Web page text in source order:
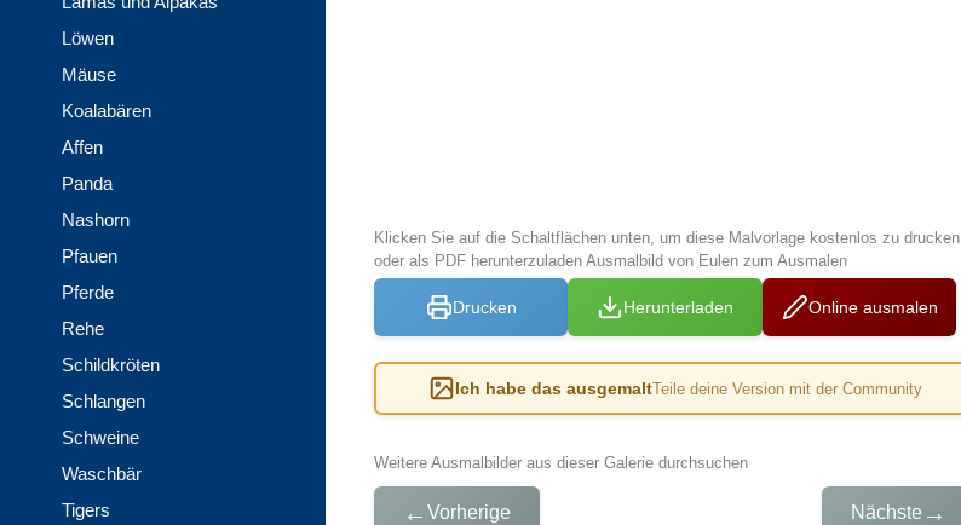
Klicken Sie auf die Schaltflächen unten, um diese Malvorlage kostenlos zu drucken
oder als PDF herunterzuladen Ausmalbild von Eulen zum Ausmalen
Drucken Herunterladen Online ausmalen
Ich habe das ausgemaltTeile deine Version mit der Community
Weitere Ausmalbilder aus dieser Galerie durchsuchen
← Vorherige Nächste →
Löwen
Mäuse
Koalabären
Affen
Panda
Nashorn
Pfauen
Pferde
Rehe
Schildkröten
Schlangen
Schweine
Waschbär
Tigers